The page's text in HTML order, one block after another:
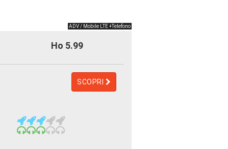
ADV / Mobile LTE +Telefono
Ho 5.99
SCOPRI